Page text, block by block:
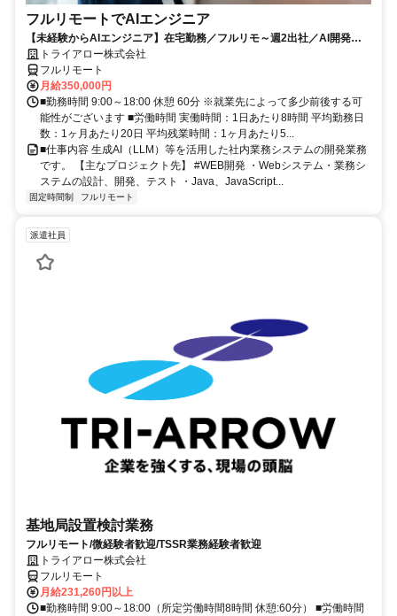
フルリモートでAIエンジニア
【未経験からAIエンジニア】在宅勤務／フルリモ～週2出社／AI開発を
仕事にする
トライアロー株式会社
フルリモート
月給350,000円
■勤務時間 9:00～18:00 休憩 60分 ※就業先によって多少前後する可
能性がございます ■労働時間 実働時間：1日あたり8時間 平均勤務日
数：1ヶ月あたり20日 平均残業時間：1ヶ月あたり5...
■仕事内容 生成AI（LLM）等を活用した社内業務システムの開発業務
です。 【主なプロジェクト先】 #WEB開発 ・Webシステム・業務シ
ステムの設計、開発、テスト ・Java、JavaScript...
固定時間制 フルリモート
派遣社員
基地局設置検討業務
フルリモート/微経験者歓迎/TSSR業務経験者歓迎
トライアロー株式会社
フルリモート
月給231,260円以上
■勤務時間 9:00～18:00（所定労働時間8時間 休憩:60分） ■労働時間